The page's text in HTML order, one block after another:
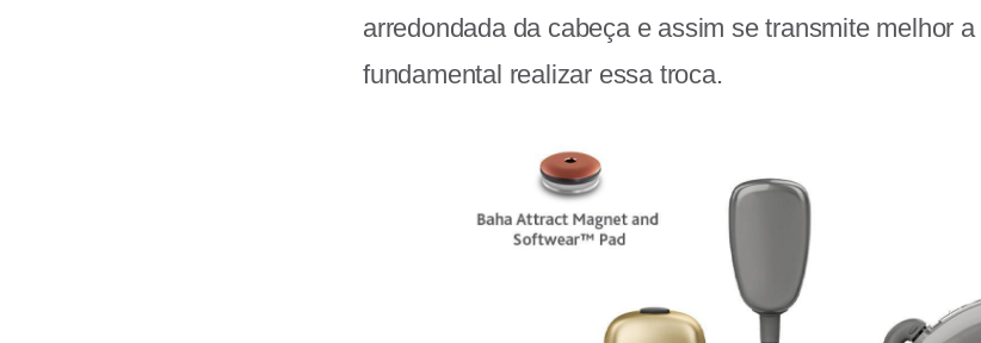
arredondada da cabeça e assim se transmite melhor
fundamental realizar essa troca.